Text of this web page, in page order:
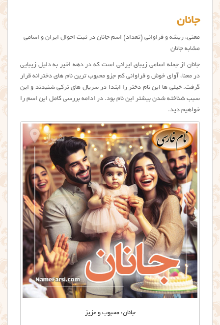
جانان
معنی، ریشه و فراوانی (تعداد) اسم جانان در ثبت احوال ایران و اسامی
مشابه جانان
جانان از جمله اسامی زیبای ایرانی است که در دهه اخیر به دلیل زیبایی
در معنا، آوای خوش و فراوانی کم جزو محبوب ترین نام های دخترانه قرار
گرفت. خیلی ها این نام دختر را ابتدا در سریال های ترکی شنیدند و این
سبب شناخته شدن بیشتر این نام بود. در ادامه بررسی کامل این اسم را
خواهیم دید.
جانان: محبوب و عزیز